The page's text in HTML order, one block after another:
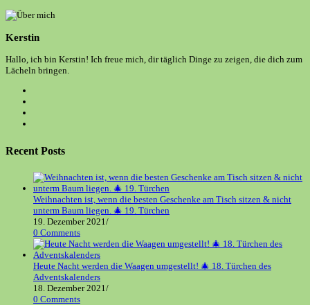
Kerstin
Hallo, ich bin Kerstin! Ich freue mich, dir täglich Dinge zu zeigen, die dich zum
Lächeln bringen.
tab
new
tab
a
new
Recent Posts
Weihnachten ist, wenn die besten Geschenke am Tisch sitzen & nicht
unterm Baum liegen. 🎄 19. Türchen
19. Dezember 2021 /
0 Comments
Heute Nacht werden die Waagen umgestellt! 🎄 18. Türchen des
Adventskalenders
18. Dezember 2021 /
0 Comments